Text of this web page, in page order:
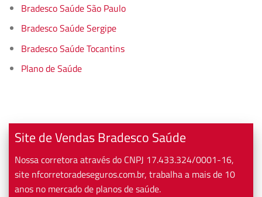
Bradesco Saúde São Paulo
Bradesco Saúde Sergipe
Bradesco Saúde Tocantins
Plano de Saúde
Site de Vendas Bradesco Saúde
Nossa corretora através do CNPJ 17.433.324/0001-16,
site nfcorretoradeseguros.com.br, trabalha a mais de 10
anos no mercado de planos de saúde.